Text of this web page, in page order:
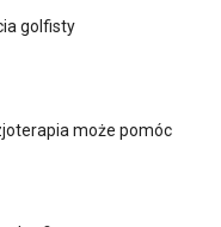
golfisty
może pomóc